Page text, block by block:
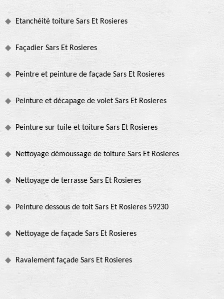
Etanchéité toiture Sars Et Rosieres
Façadier Sars Et Rosieres
Peintre et peinture de façade Sars Et Rosieres
Peinture et décapage de volet Sars Et Rosieres
Peinture sur tuile et toiture Sars Et Rosieres
Nettoyage démoussage de toiture Sars Et Rosieres
Nettoyage de terrasse Sars Et Rosieres
Peinture dessous de toit Sars Et Rosieres 59230
Nettoyage de façade Sars Et Rosieres
Ravalement façade Sars Et Rosieres